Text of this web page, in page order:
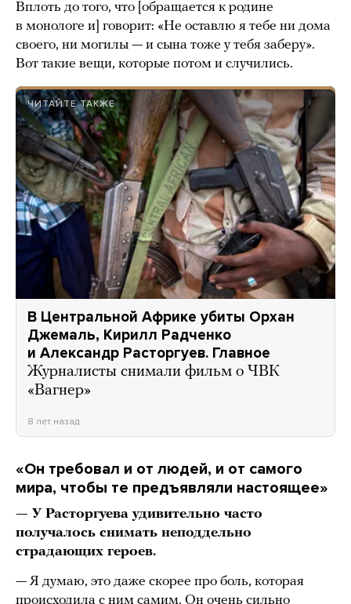
Вплоть до того, что [обращается к родине
в монологе и] говорит: «Не оставлю я тебе ни дома
своего, ни могилы — и сына тоже у тебя заберу».
Вот такие вещи, которые потом и случились.
ЧИТАЙТЕ ТАКЖЕ
В Центральной Африке убиты Орхан
Джемаль, Кирилл Радченко
и Александр Расторгуев. Главное
Журналисты снимали фильм о ЧВК
«Вагнер»
8 лет назад
«Он требовал и от людей, и от самого
мира, чтобы те предъявляли настоящее»
— У Расторгуева удивительно часто
получалось снимать неподдельно
страдающих героев.
— Я думаю, это даже скорее про боль, которая
происходила с ним самим. Он очень сильно